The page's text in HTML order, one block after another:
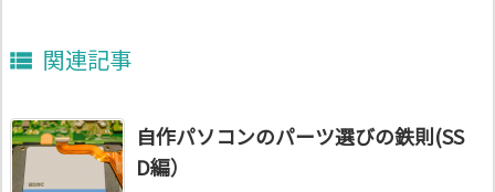
 関連記事
自作パソコンのパーツ選びの鉄則(SS
D編）